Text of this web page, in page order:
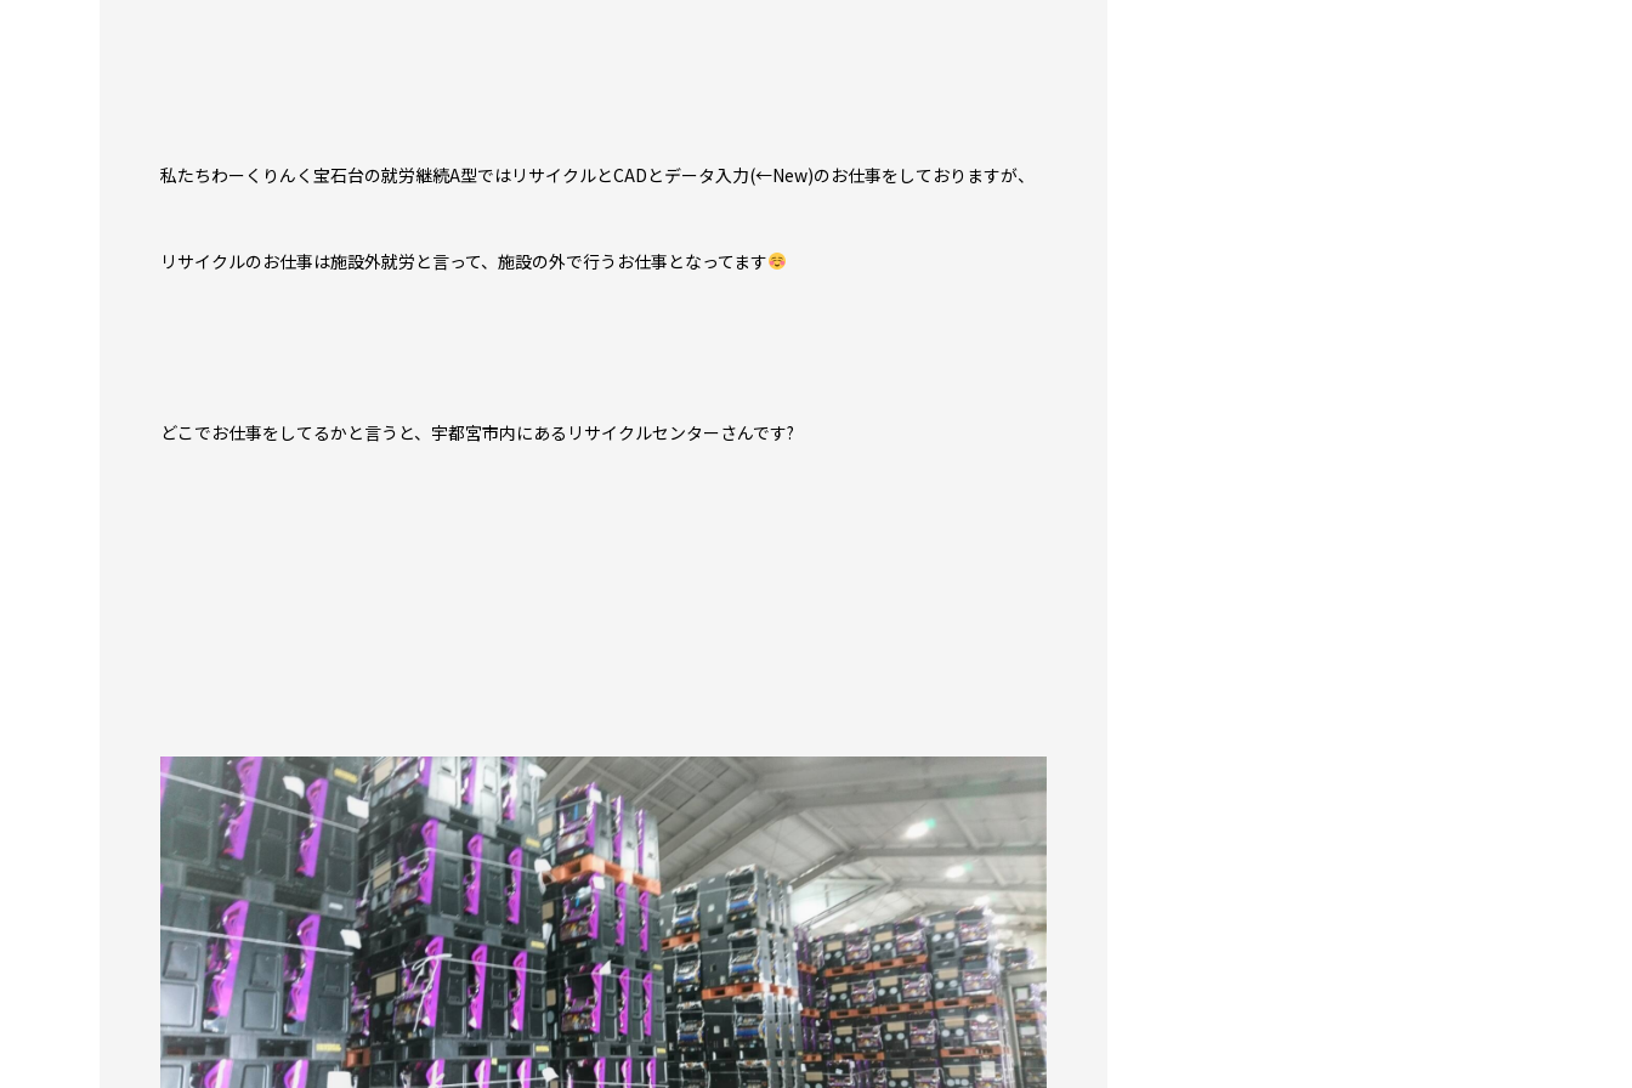
私たちわーくりんく宝石台の就労継続A型ではリサイクルとCADとデータ入力(←New)のお仕事をしておりますが、
リサイクルのお仕事は施設外就労と言って、施設の外で行うお仕事となってます
どこでお仕事をしてるかと言うと、宇都宮市内にあるリサイクルセンターさんです?